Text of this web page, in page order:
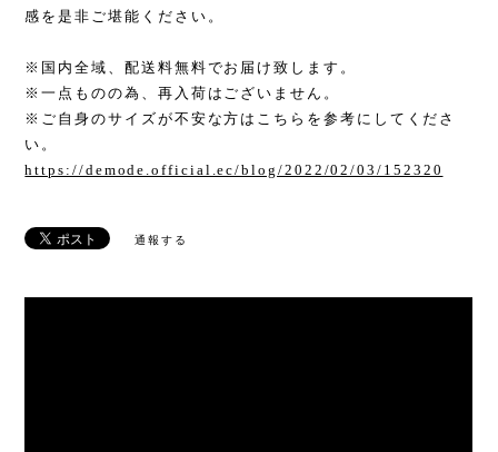
感を是非ご堪能ください。
※国内全域、配送料無料でお届け致します。
※一点ものの為、再入荷はございません。
※ご自身のサイズが不安な方はこちらを参考にしてくださ
い。
https://demode.official.ec/blog/2022/02/03/152320
通報する